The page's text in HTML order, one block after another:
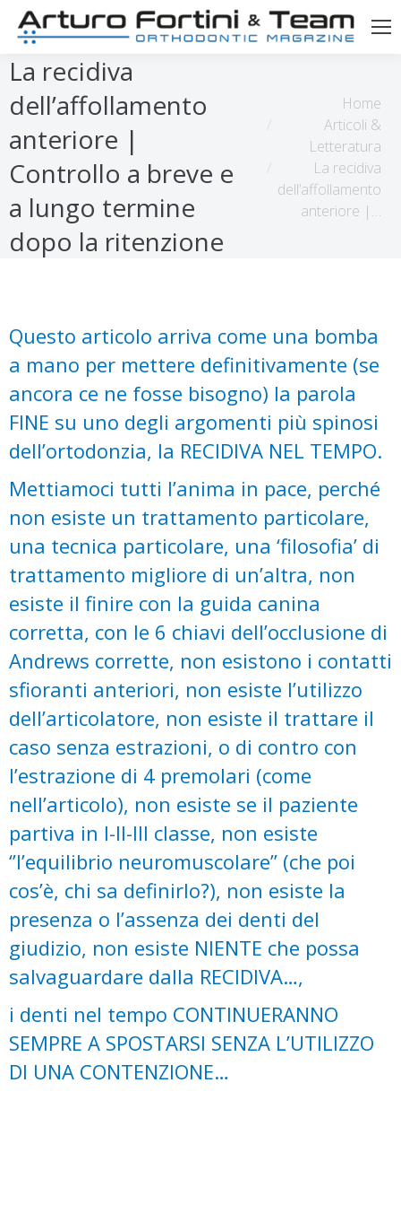
La recidiva
dell’affollamento
anteriore |
Controllo a breve e
a lungo termine
dopo la ritenzione
Home
Articoli &
Letteratura
La recidiva
dell’affollamento
anteriore |…
Questo articolo arriva come una bomba
a mano per mettere definitivamente (se
ancora ce ne fosse bisogno) la parola
FINE su uno degli argomenti più spinosi
dell’ortodonzia, la RECIDIVA NEL TEMPO.
Mettiamoci tutti l’anima in pace, perché
non esiste un trattamento particolare,
una tecnica particolare, una ‘filosofia’ di
trattamento migliore di un’altra, non
esiste il finire con la guida canina
corretta, con le 6 chiavi dell’occlusione di
Andrews corrette, non esistono i contatti
sfioranti anteriori, non esiste l’utilizzo
dell’articolatore, non esiste il trattare il
caso senza estrazioni, o di contro con
l’estrazione di 4 premolari (come
nell’articolo), non esiste se il paziente
partiva in I-II-III classe, non esiste
‘’l’equilibrio neuromuscolare’’ (che poi
cos’è, chi sa definirlo?), non esiste la
presenza o l’assenza dei denti del
giudizio, non esiste NIENTE che possa
salvaguardare dalla RECIDIVA…,
i denti nel tempo CONTINUERANNO
SEMPRE A SPOSTARSI SENZA L’UTILIZZO
DI UNA CONTENZIONE…